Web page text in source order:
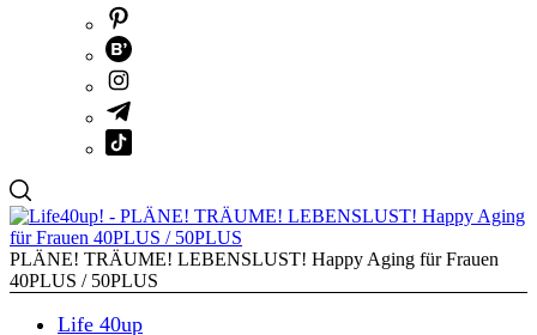
PLÄNE! TRÄUME! LEBENSLUST! Happy Aging für Frauen
40PLUS / 50PLUS
Life 40up